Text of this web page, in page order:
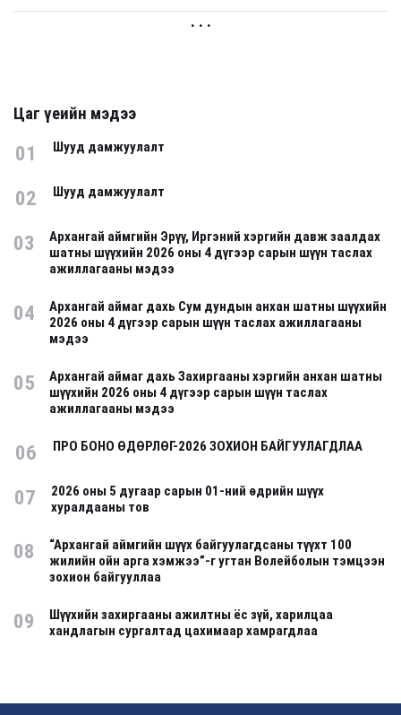
. . .
Цаг үеийн мэдээ
01 Шууд дамжуулалт
02 Шууд дамжуулалт
03
Архангай аймгийн Эрүү, Иргэний хэргийн давж заалдах
шатны шүүхийн 2026 оны 4 дүгээр сарын шүүн таслах
ажиллагааны мэдээ
04
Архангай аймаг дахь Сум дундын анхан шатны шүүхийн
2026 оны 4 дүгээр сарын шүүн таслах ажиллагааны
мэдээ
05
Архангай аймаг дахь Захиргааны хэргийн анхан шатны
шүүхийн 2026 оны 4 дүгээр сарын шүүн таслах
ажиллагааны мэдээ
06 ПРО БОНО ӨДӨРЛӨГ-2026 ЗОХИОН БАЙГУУЛАГДЛАА
07
2026 оны 5 дугаар сарын 01-ний өдрийн шүүх
хуралдааны тов
08
“Архангай аймгийн шүүх байгуулагдсаны түүхт 100
жилийн ойн арга хэмжээ”-г угтан Волейболын тэмцээн
зохион байгууллаа
09
Шүүхийн захиргааны ажилтны ёс зүй, харилцаа
хандлагын сургалтад цахимаар хамрагдлаа